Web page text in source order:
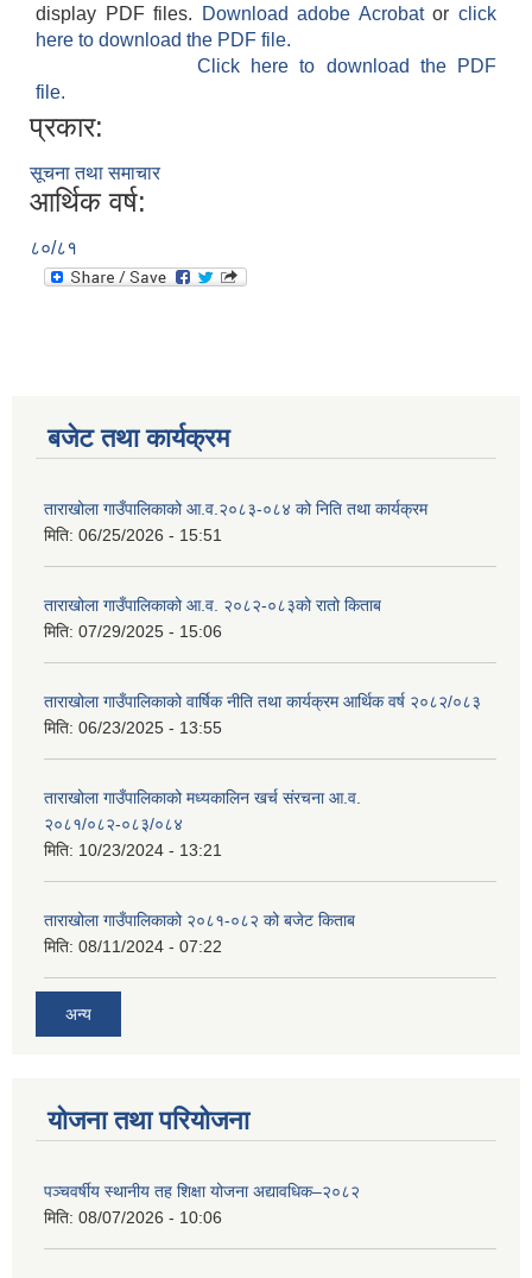
display PDF files.
Download adobe Acrobatorclick
here to download the PDF file.
Click here to download the PDF
file.
प्रकार:
सूचना तथा समाचार
आर्थिक वर्ष:
८०/८१
बजेट तथा कार्यक्रम
ताराखोला गाउँपालिकाको आ.व.२०८३-०८४ को निति तथा कार्यक्रम
मिति: 06/25/2026 - 15:51
ताराखोला गाउँपालिकाको आ.व. २०८२-०८३को रातो किताब
मिति: 07/29/2025 - 15:06
ताराखोला गाउँपालिकाको वार्षिक नीति तथा कार्यक्रम आर्थिक वर्ष २०८२/०८३
मिति: 06/23/2025 - 13:55
ताराखोला गाउँपालिकाको मध्यकालिन खर्च संरचना आ.व.
२०८१/०८२-०८३/०८४
मिति: 10/23/2024 - 13:21
ताराखोला गाउँपालिकाको २०८१-०८२ को बजेट किताब
मिति: 08/11/2024 - 07:22
अन्य
योजना तथा परियोजना
पञ्चवर्षीय स्थानीय तह शिक्षा योजना अद्यावधिक–२०८२
मिति: 08/07/2026 - 10:06